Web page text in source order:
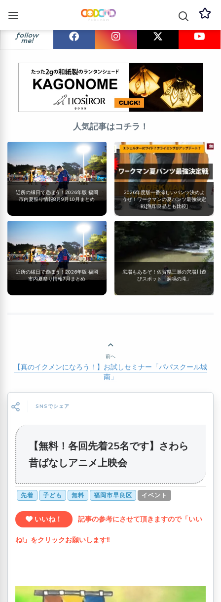
follow
me!
人気記事はコチラ！
近所の縁日で遊ぼう！2026年版 福岡
市内夏祭り情報8月9月10月まとめ
2026年度版一番涼しいパンツ決めよ
うぜ！ワークマンの夏パンツ最強決定
戦[無印良品とも比較]
近所の縁日で遊ぼう！2026年版 福岡
市内夏祭り情報7月まとめ
広場もあるぞ！佐賀県三瀬の穴場川遊
びスポット「洞鳴の滝」
前へ
【真のイクメンになろう！】お試しセミナー「パパスクール城
南」
SNSでシェア
【無料！各回先着25名です】さわら
昔ばなしアニメ上映会
先着 子ども 無料 福岡市早良区 イベント
いいね！ 記事の参考にさせて頂きますので「いい
ね!」をクリックお願いします!!